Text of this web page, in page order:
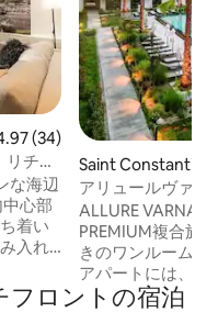
ュー34件、5つ星中4.97つ
(34)
チャ
な海辺
着い
入れ
雰囲
Saint Constantine
コンドミニアム
アリュールヴァル
隣にあるアパート
ALLURE VARNA
PREMIUM複合施
きのワンルームス
アパートには、オ
コーヒーメーカー
フロントの宿泊